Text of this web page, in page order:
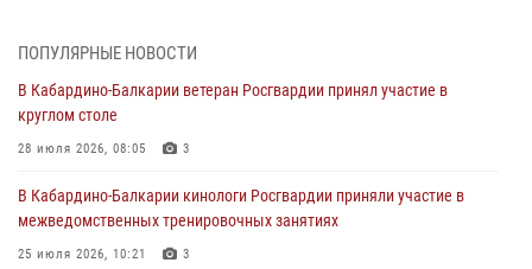
мировой войне 1914-1918 годов
01 августа 2026, 07:30
поздравил специалистов подразделений тыла с профессиональным
праздником
01 августа 2026, 00:10
ПОПУЛЯРНЫЕ НОВОСТИ
В Кабардино-Балкарии ветеран Росгвардии принял участие в
круглом столе
28 июля 2026, 08:05 3
В Кабардино-Балкарии кинологи Росгвардии приняли участие в
межведомственных тренировочных занятиях
25 июля 2026, 10:21 3